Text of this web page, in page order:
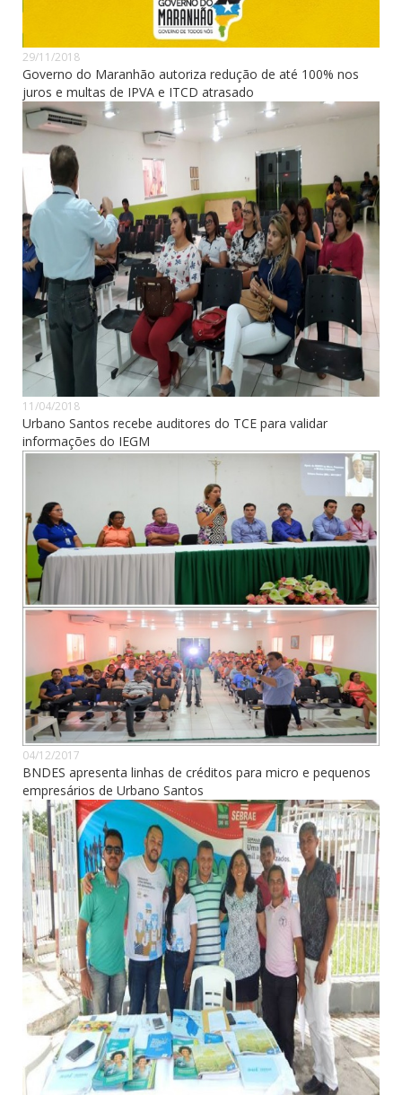
29/11/2018
Governo do Maranhão autoriza redução de até 100% nos
juros e multas de IPVA e ITCD atrasado
11/04/2018
Urbano Santos recebe auditores do TCE para validar
informações do IEGM
04/12/2017
BNDES apresenta linhas de créditos para micro e pequenos
empresários de Urbano Santos